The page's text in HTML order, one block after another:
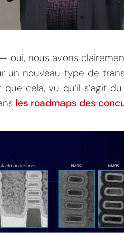
oui, nous avons
un nouveau type de
que cela, vu qu’il s’agit du
les roadmaps des